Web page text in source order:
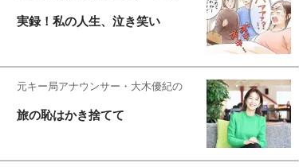
実録！私の人生、泣き笑い
元キー局アナウンサー・大木優紀の
旅の恥はかき捨てて